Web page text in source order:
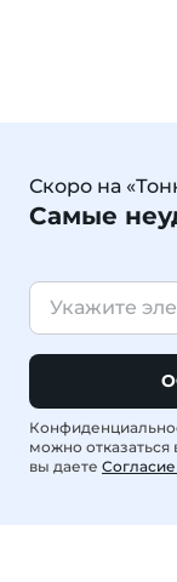
Скоро на
Самые
можно
вы даете